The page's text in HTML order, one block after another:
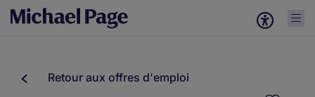
Retour aux offres d'emploi